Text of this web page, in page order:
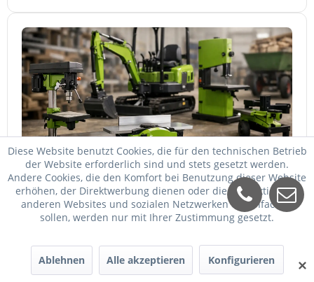
Zipper Maschinen billiger kaufen
Zipper Maschinen billiger kaufen und trotzdem passend
auswählen: So vergleichen Sie Leistung, Ausstattung,
Service und Folgekosten richtig.
24. Mai 2026
✕
Diese Website benutzt Cookies, die für den technischen Betrieb
der Website erforderlich sind und stets gesetzt werden.
Andere Cookies, die den Komfort bei Benutzung dieser Website
erhöhen, der Direktwerbung dienen oder die Interaktion mit
anderen Websites und sozialen Netzwerken vereinfachen
sollen, werden nur mit Ihrer Zustimmung gesetzt.
Ablehnen Alle akzeptieren Konfigurieren